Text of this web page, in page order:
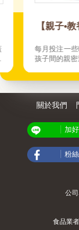
【
他們演過無
沒有主配角
關於我們
加
粉
公
食品業